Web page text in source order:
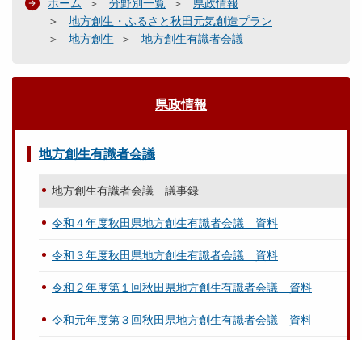
ホーム 分野別一覧
県政情報
地方創生・ふるさと秋田元気創造プラン
地方創生
地方創生有識者会議
県政情報
地方創生有識者会議
地方創生有識者会議 議事録
令和４年度秋田県地方創生有識者会議 資料
令和３年度秋田県地方創生有識者会議 資料
令和２年度第１回秋田県地方創生有識者会議 資料
令和元年度第３回秋田県地方創生有識者会議 資料